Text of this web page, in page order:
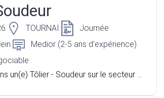
TOURNAI
Journée
Medior (2-5 ans d'expérience)
un(e) Tôlier - Soudeur sur le secteur d